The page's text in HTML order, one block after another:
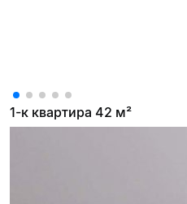
1-к квартира 42 м²